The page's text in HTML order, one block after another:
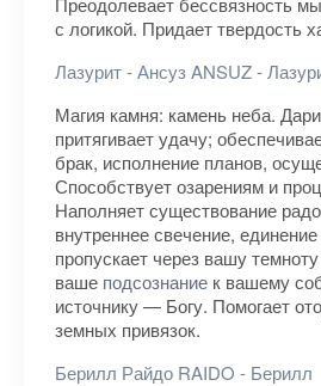
с логикой. Придает твердость
Лазурит - Ансуз ANSUZ -
Магия камня: камень неба.
притягивает удачу;
брак, исполнение планов,
Способствует озарениям и
Наполняет существование
внутреннее свечение,
пропускает через вашу
ваше подсознание к вашему
источнику — Богу. Помогает
земных привязок.
Берилл Райдо RAIDO - Берилл